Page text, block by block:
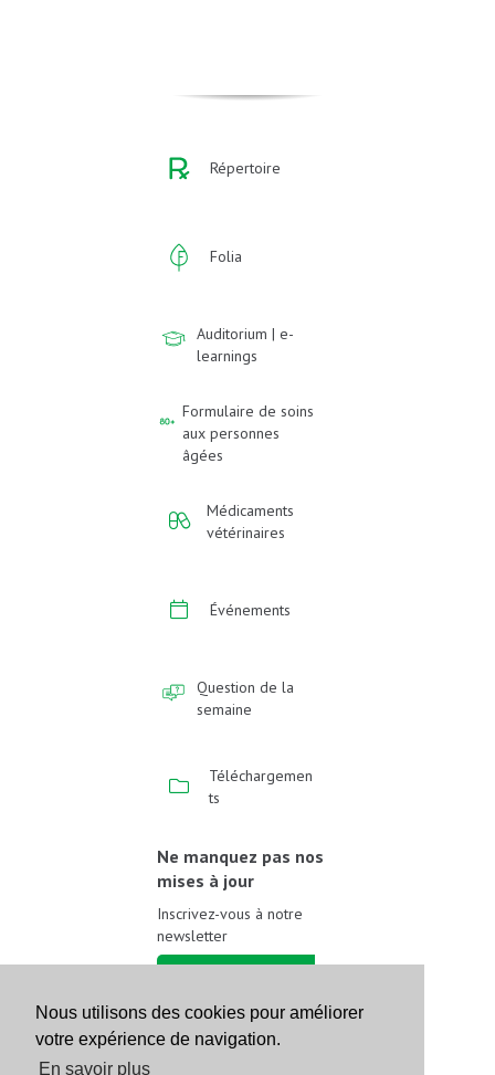
Nous utilisons des cookies pour améliorer
votre expérience de navigation.
En savoir plus
Répertoire
Folia
Auditorium | e-
learnings
Formulaire de soins
aux personnes
âgées
Médicaments
vétérinaires
Événements
Question de la
semaine
Téléchargemen
ts
Ne manquez pas nos
mises à jour
Inscrivez-vous à notre
newsletter
Suivez-nous sur les